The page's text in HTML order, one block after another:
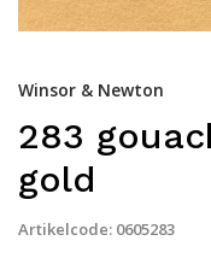
Winsor & Newton
283
gold
Artikelcode: 0605283